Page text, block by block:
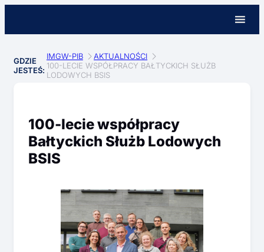
GDZIE
JESTEŚ:
IMGW-PIB
AKTUALNOŚCI
100-LECIE WSPÓŁPRACY BAŁTYCKICH SŁUŻB
LODOWYCH BSIS
100-lecie współpracy
Bałtyckich Służb Lodowych
BSIS